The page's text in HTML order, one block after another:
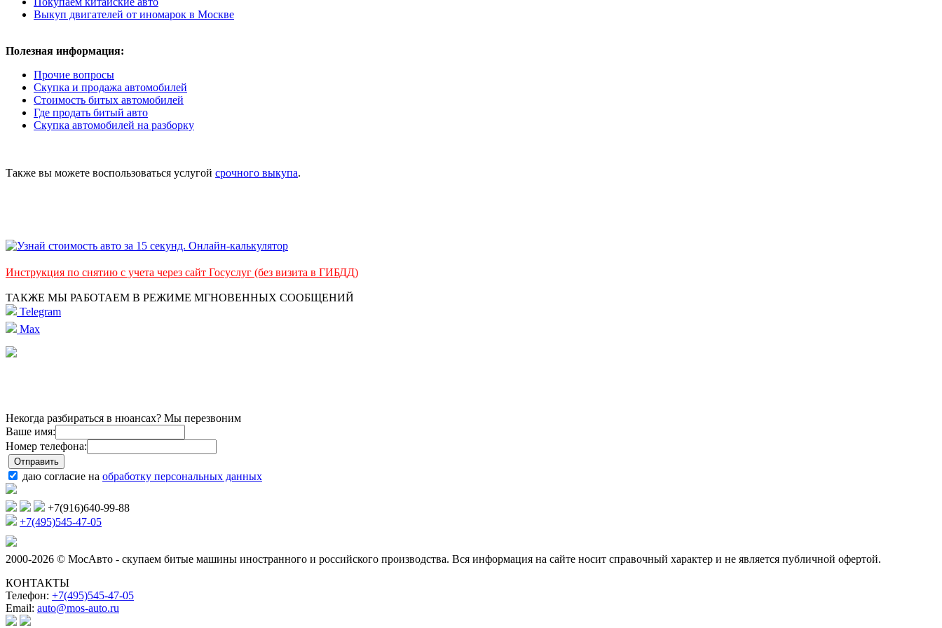
Выкуп двигателей от иномарок в Москве
Полезная информация:
Прочие вопросы
Скупка и продажа автомобилей
Стоимость битых автомобилей
Где продать битый авто
Скупка автомобилей на разборку
Также вы можете воспользоваться услугой срочного выкупа.
Инструкция по снятию с учета через сайт Госуслуг (без визита в ГИБДД)
ТАКЖЕ МЫ РАБОТАЕМ В РЕЖИМЕ МГНОВЕННЫХ СООБЩЕНИЙ
Telegram
Max
Некогда разбираться в нюансах? Мы перезвоним
Ваше имя:
Номер телефона:
даю согласие на обработку персональных данных
+7(916)640-99-88
+7(495)545-47-05
2000-2026 © МосАвто - скупаем битые машины иностранного и российского производства. Вся информация на сайте носит справочный характер и не является публичной офертой.
КОНТАКТЫ
Телефон: +7(495)545-47-05
Email: auto@mos-auto.ru